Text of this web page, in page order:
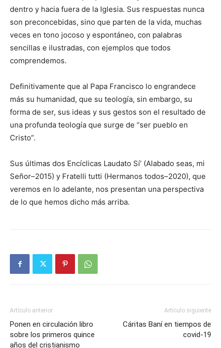
dentro y hacia fuera de la Iglesia. Sus respuestas nunca
son preconcebidas, sino que parten de la vida, muchas
veces en tono jocoso y espontáneo, con pala­bras
sencillas e ilustradas, con ejemplos que todos
comprendemos.
Definitivamente que al Papa Francisco lo engrandece
más su humanidad, que su teología, sin embargo, su
forma de ser, sus ideas y sus gestos son el resultado de
una profunda teología que surge de “ser pueblo en
Cristo”.
Sus últimas dos Encíclicas Laudato Sí’ (Alabado seas, mi
Señor–2015) y Fratelli tutti (Her­manos todos–2020), que
veremos en lo adelante, nos presentan una perspectiva
de lo que hemos dicho más arriba.
Artículo anterior
Ponen en circulación libro
sobre los primeros quince
años del cristianismo
Artículo siguiente
Cáritas Baní en tiempos de
covid-19